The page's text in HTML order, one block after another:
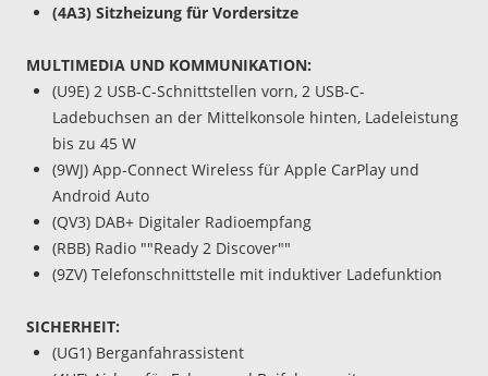
(4A3) Sitzheizung für Vordersitze
MULTIMEDIA UND KOMMUNIKATION:
(U9E) 2 USB-C-Schnittstellen vorn, 2 USB-C-
Ladebuchsen an der Mittelkonsole hinten, Ladeleistung
bis zu 45 W
(9WJ) App-Connect Wireless für Apple CarPlay und
Android Auto
(QV3) DAB+ Digitaler Radioempfang
(RBB) Radio ""Ready 2 Discover""
(9ZV) Telefonschnittstelle mit induktiver Ladefunktion
SICHERHEIT:
(UG1) Berganfahrassistent